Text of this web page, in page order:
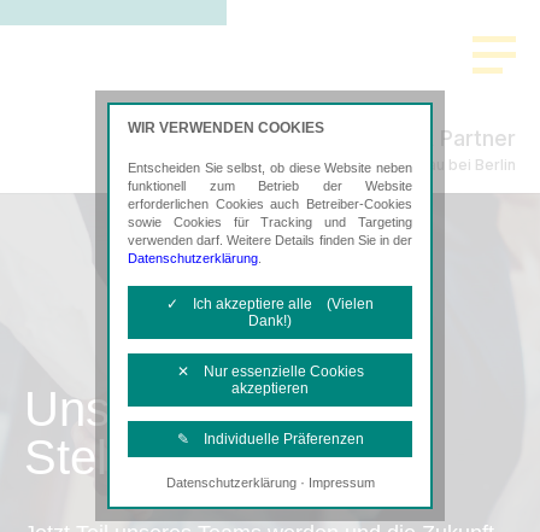
Freund & Partner
Steuerberatung in Bernau bei Berlin
Unsere
Stellenangebote
WIR VERWENDEN COOKIES
Entscheiden Sie selbst, ob diese Website neben
funktionell zum Betrieb der Website
erforderlichen Cookies auch Betreiber-Cookies
sowie Cookies für Tracking und Targeting
verwenden darf. Weitere Details finden Sie in der
Datenschutzerklärung
✓ Ich akzeptiere alle (Vielen
Dank!)
✕ Nur essenzielle Cookies
akzeptieren
✎ Individuelle Präferenzen
Notwendige Cookies
Diese Cookies sind erforderlich, um die
Datenschutzerklärung· Impressum